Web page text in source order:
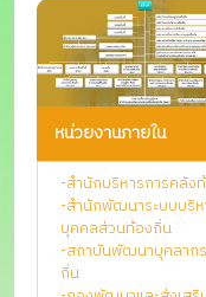
หน่วยงานภายใน
-สำนักบริหารการคลัง
-สำนักพัฒนาระบบบริห
บุคคลส่วนท้องถิ่น
-สถาบันพัฒนาบุคลาก
ถิ่น